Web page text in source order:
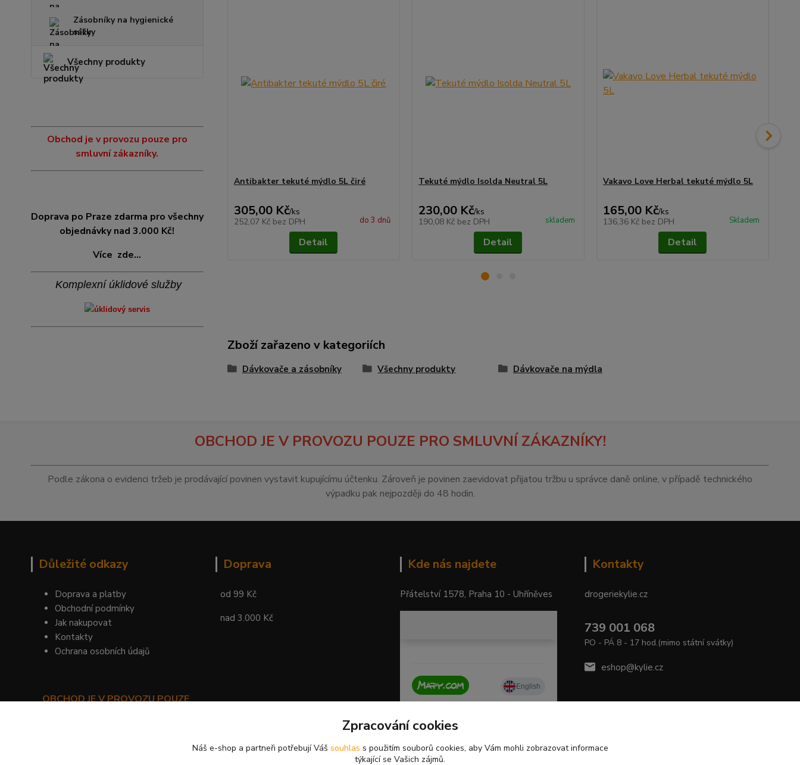
Zásobníky na hygienické
sáčky
Všechny produkty
Obchod je v provozu pouze pro
smluvní zákazníky.
Doprava po Praze zdarma pro všechny
objednávky nad 3.000 Kč!
Více zde...
Komplexní úklidové služby
Antibakter tekuté mýdlo 5L čiré
305,00 Kč/ks
252,07 Kč bez DPH do 3 dnů
Detail
Tekuté mýdlo Isolda Neutral 5L
230,00 Kč/ks
190,08 Kč bez DPH skladem
Detail
Vakavo Love Herbal tekuté mýdlo 5L
165,00 Kč/ks
136,36 Kč bez DPH Skladem
Detail
Zboží zařazeno v kategoriích
Dávkovače a zásobníky Všechny produkty Dávkovače na mýdla
OBCHOD JE V PROVOZU POUZE PRO SMLUVNÍ ZÁKAZNÍKY!
Podle zákona o evidenci tržeb je prodávající povinen vystavit kupujícímu účtenku. Zároveň je povinen zaevidovat přijatou tržbu u správce daně online, v případě technického
výpadku pak nejpozději do 48 hodin.
Důležité odkazy
Doprava a platby
Obchodní podmínky
Jak nakupovat
Kontakty
Ochrana osobních údajů
OBCHOD JE V PROVOZU POUZE
Doprava
od 99 Kč
nad 3.000 Kč
Kde nás najdete
Přátelství 1578, Praha 10 - Uhříněves
Kontakty
drogeriekylie.cz
739 001 068
PO - PÁ 8 - 17 hod.(mimo státní svátky)
eshop@kylie.cz
Zpracování cookies
Náš e-shop a partneři potřebují Váš souhlas s použitím souborů cookies, aby Vám mohli zobrazovat informace
týkající se Vašich zájmů.